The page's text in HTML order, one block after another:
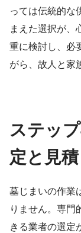
っては伝統的な
まえた選択が、
重に検討し、必
がら、故人と家
ステッ
定と見積
墓じまいの作業
りません。専門
きる業者の選定